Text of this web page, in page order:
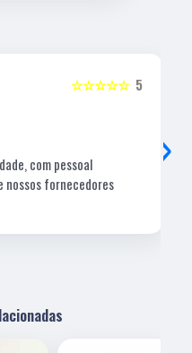
5
☆☆☆☆☆
com pessoal
nossos fornecedores
›